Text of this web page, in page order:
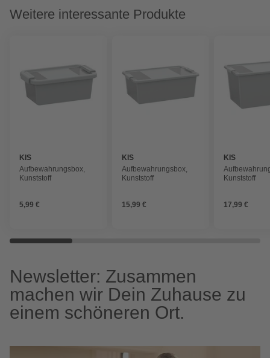
Weitere interessante Produkte
KIS
Aufbewahrungsbox,
Kunststoff
5,99 €
KIS
Aufbewahrungsbox,
Kunststoff
15,99 €
KIS
Kunststoff
17,99 €
Newsletter: Zusammen
machen wir Dein Zuhause zu
einem schöneren Ort.